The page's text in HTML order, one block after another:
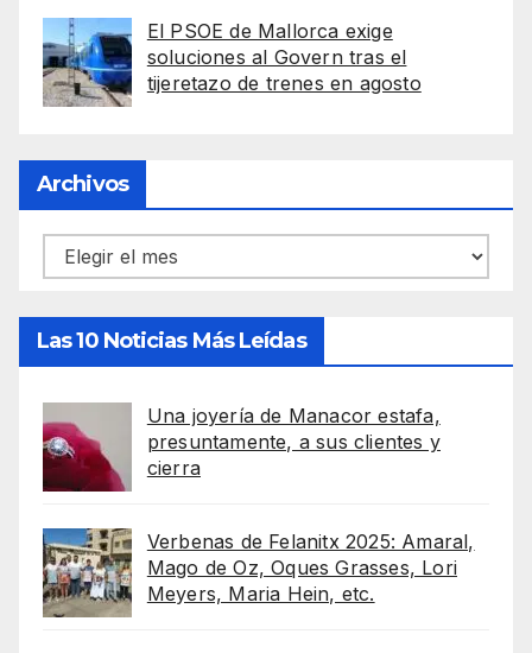
El PSOE de Mallorca exige
soluciones al Govern tras el
tijeretazo de trenes en agosto
Archivos
Archivos
Las 10 Noticias Más Leídas
Una joyería de Manacor estafa,
presuntamente, a sus clientes y
cierra
Verbenas de Felanitx 2025: Amaral,
Mago de Oz, Oques Grasses, Lori
Meyers, Maria Hein, etc.